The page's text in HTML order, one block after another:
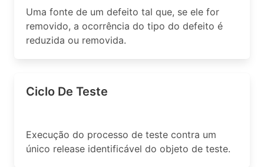
Uma fonte de um defeito tal que, se ele for
removido, a ocorrência do tipo do defeito é
reduzida ou removida.
Ciclo De Teste
Execução do processo de teste contra um
único release identificável do objeto de teste.